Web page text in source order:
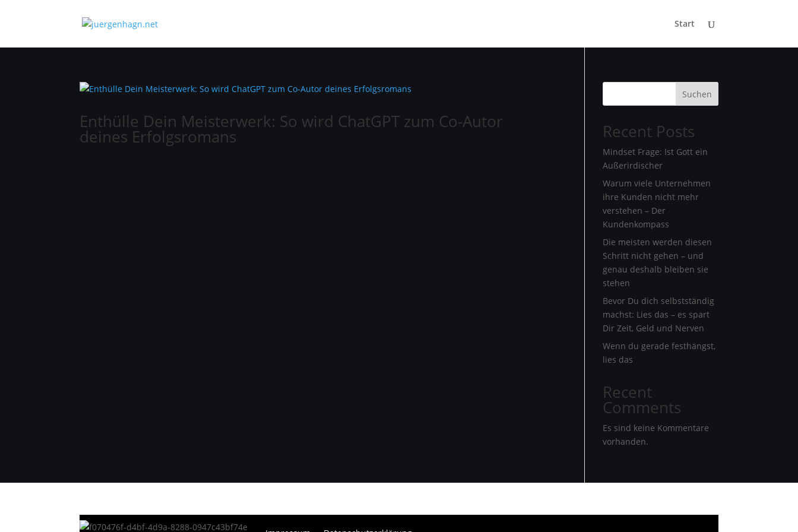
Start
Enthülle Dein Meisterwerk: So wird ChatGPT zum Co-Autor
deines Erfolgsromans
Suchen
Recent Posts
Mindset Frage: Ist Gott ein
Außerirdischer
Warum viele Unternehmen
ihre Kunden nicht mehr
verstehen – Der
Kundenkompass
Die meisten werden diesen
Schritt nicht gehen – und
genau deshalb bleiben sie
stehen
Bevor Du dich selbstständig
machst: Lies das – es spart
Dir Zeit, Geld und Nerven
Wenn du gerade festhängst,
lies das
Recent
Comments
Es sind keine Kommentare
vorhanden.